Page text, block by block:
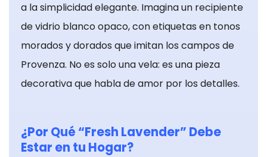
a la simplicidad elegante. Imagina un recipiente
de vidrio blanco opaco, con etiquetas en tonos
morados y dorados que imitan los campos de
Provenza. No es solo una vela: es una pieza
decorativa que habla de amor por los detalles.
¿Por Qué “Fresh Lavender” Debe
Estar en tu Hogar?
web funcione lo
mejor posible
durante su
rechaza estas
cookies,
desaparecerán